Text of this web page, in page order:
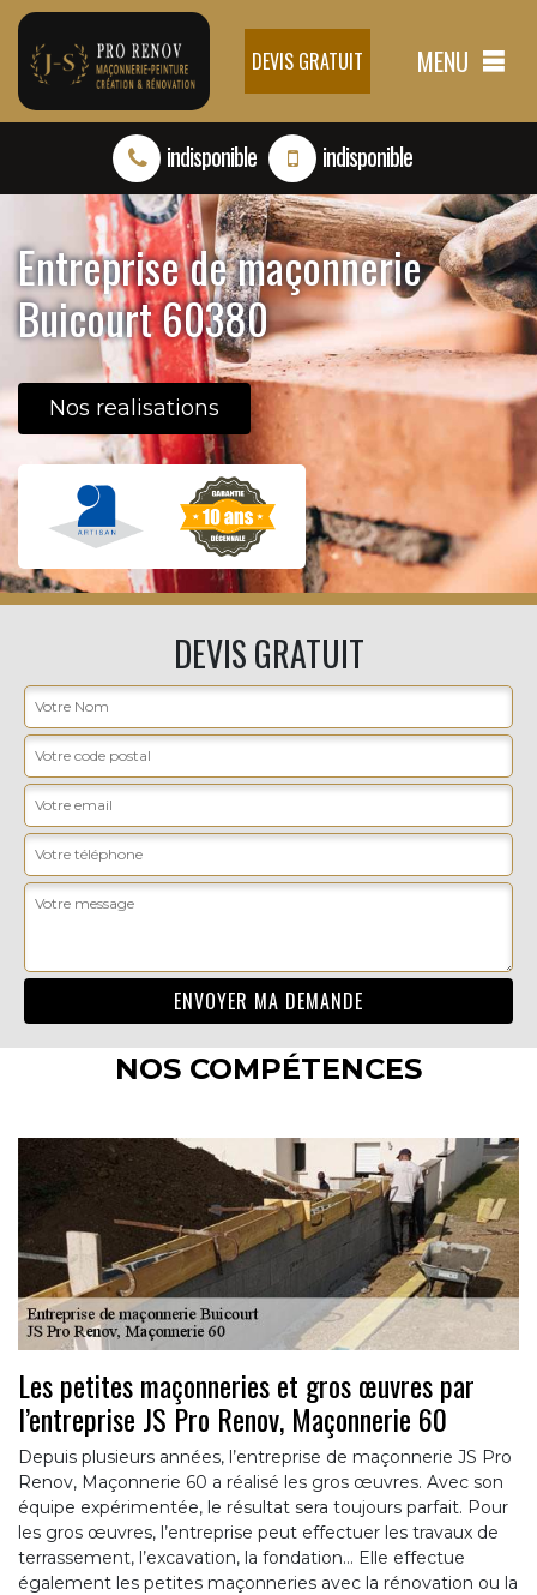
DEVIS GRATUIT MENU
indisponible indisponible
Entreprise de maçonnerie
Buicourt 60380
Nos realisations
DEVIS GRATUIT
NOS COMPÉTENCES
Les petites maçonneries et gros œuvres par
l’entreprise JS Pro Renov, Maçonnerie 60
Depuis plusieurs années, l’entreprise de maçonnerie JS Pro
Renov, Maçonnerie 60 a réalisé les gros œuvres. Avec son
équipe expérimentée, le résultat sera toujours parfait. Pour
les gros œuvres, l’entreprise peut effectuer les travaux de
terrassement, l’excavation, la fondation… Elle effectue
également les petites maçonneries avec la rénovation ou la